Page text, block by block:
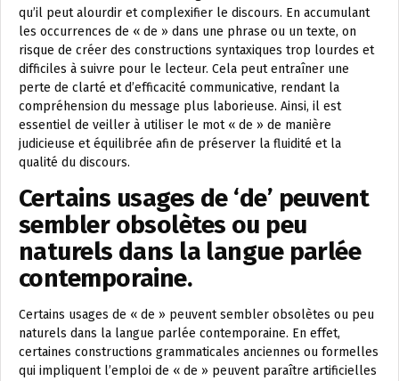
qu’il peut alourdir et complexifier le discours. En accumulant
les occurrences de « de » dans une phrase ou un texte, on
risque de créer des constructions syntaxiques trop lourdes et
difficiles à suivre pour le lecteur. Cela peut entraîner une
perte de clarté et d’efficacité communicative, rendant la
compréhension du message plus laborieuse. Ainsi, il est
essentiel de veiller à utiliser le mot « de » de manière
judicieuse et équilibrée afin de préserver la fluidité et la
qualité du discours.
Certains usages de ‘de’ peuvent
sembler obsolètes ou peu
naturels dans la langue parlée
contemporaine.
Certains usages de « de » peuvent sembler obsolètes ou peu
naturels dans la langue parlée contemporaine. En effet,
certaines constructions grammaticales anciennes ou formelles
qui impliquent l’emploi de « de » peuvent paraître artificielles